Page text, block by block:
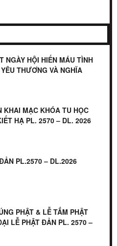
NGÀY HỘI HIẾN MÁU TÌNH
THƯƠNG VÀ NGHĨA
KHAI MẠC KHÓA TU HỌC
HẠ PL. 2570 – DL. 2026
PL.2570 – DL.2026
PHẬT & LỄ TẮM PHẬT
LỄ PHẬT ĐẢN PL. 2570 –